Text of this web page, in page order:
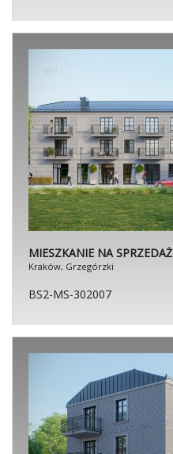
MIESZKANIE NA SPRZEDAŻ
Kraków, Grzegórzki
BS2-MS-302007